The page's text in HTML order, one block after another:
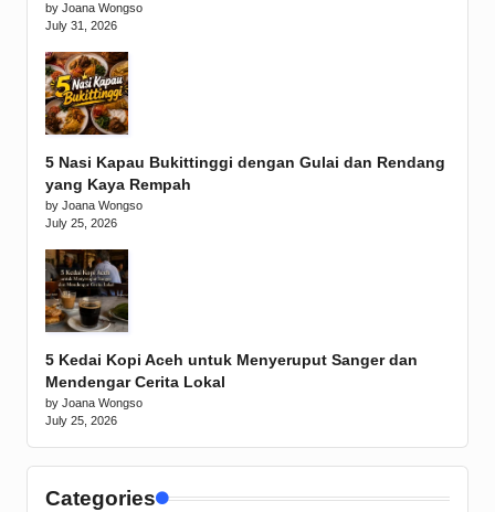
by Joana Wongso
July 31, 2026
5 Nasi Kapau Bukittinggi dengan Gulai dan Rendang
yang Kaya Rempah
by Joana Wongso
July 25, 2026
5 Kedai Kopi Aceh untuk Menyeruput Sanger dan
Mendengar Cerita Lokal
by Joana Wongso
July 25, 2026
Categories